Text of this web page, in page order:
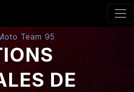
Team 95
DE